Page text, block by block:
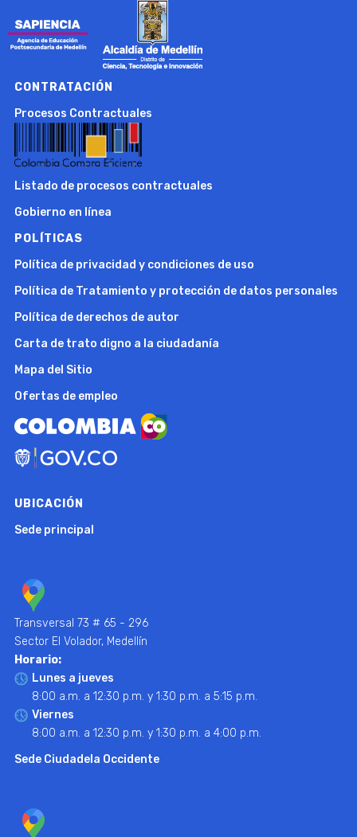
CONTRATACIÓN
Procesos Contractuales
Listado de procesos contractuales
Gobierno en línea
POLÍTICAS
Política de privacidad y condiciones de uso
Política de Tratamiento y protección de datos personales
Política de derechos de autor
Carta de trato digno a la ciudadanía
Mapa del Sitio
Ofertas de empleo
UBICACIÓN
Sede principal
Transversal 73 # 65 - 296
Sector El Volador, Medellín
Horario:
Lunes a jueves
8:00 a.m. a 12:30 p.m. y 1:30 p.m. a 5:15 p.m.
Viernes
8:00 a.m. a 12:30 p.m. y 1:30 p.m. a 4:00 p.m.
Sede Ciudadela Occidente